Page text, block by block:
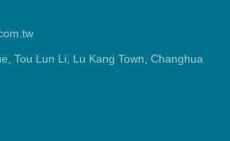
Tou Lun Li, Lu Kang Town, Changhua